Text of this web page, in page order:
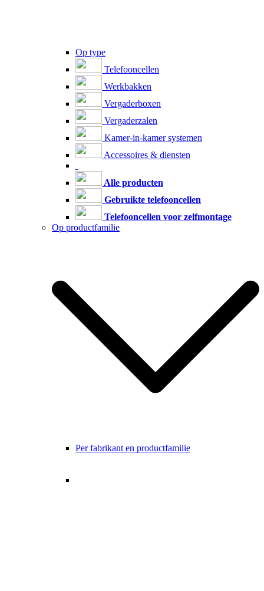
Op type
Telefooncellen
Werkbakken
Vergaderboxen
Vergaderzalen
Kamer-in-kamer systemen
Accessoires & diensten
Alle producten
Gebruikte telefooncellen
Telefooncellen voor zelfmontage
Op productfamilie
Per fabrikant en productfamilie